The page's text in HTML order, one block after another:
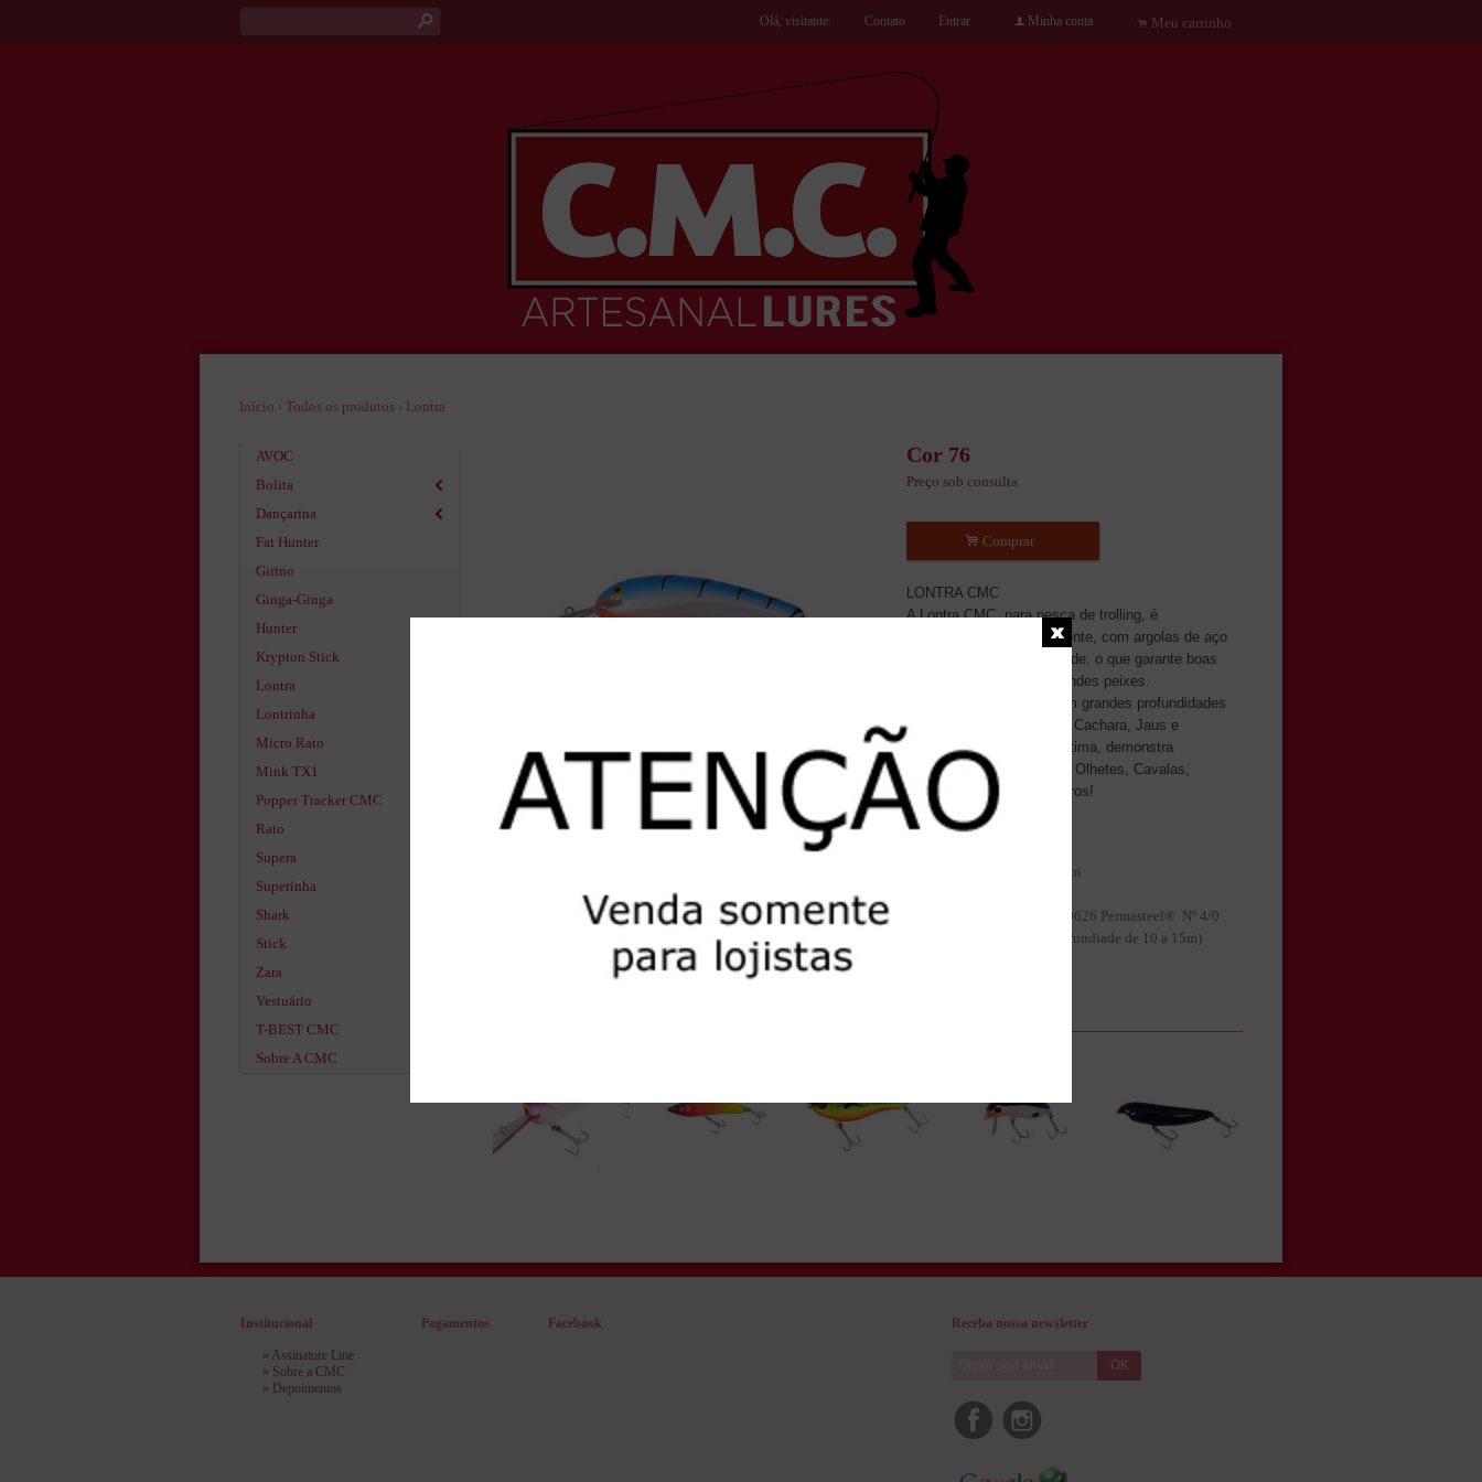
s Olá, visitante. Contato Entrar f Minha conta . Meu carrinho
Início › Todos os produtos › Lontra
AVOC
Bolita
2
Dançarina 2
Fat Hunter
Girino
Ginga-Ginga
Hunter
Krypton Stick
Lontra
Lontrinha
Micro Rato
Mink TX1
Popper Tracker CMC
Rato
Supera
Superinha
Shark
Stick
Zara
Vestuário
T-BEST CMC
Sobre A CMC
Cor 76
Preço sob consulta
. Comprar
LONTRA CMC
A Lontra CMC, para pesca de trolling, é
desenvolvida artesanalmente, com argolas de aço
temperado de alta qualidade, o que garante boas
brigas e embarque de grandes peixes.
Utilizadas para corricar em grandes profundidades
nos rios, pesca Surubins, Cachara, Jaus e
Dourados. Na pesca marítima, demonstra
excelentes resultados em Olhetes, Cavalas,
Xeréus, Barracudas e outros!
Características:
Tamanhos: 210mm
Garatéias: VMC 9626 Permasteel® Nº 4/0
Ação: fundo (profundiade de 10 a 15m)
Institucional
» Assinature Line
» Sobre a CMC
» Depoimentos
Pagamentos Facebook Receba nossa newsletter